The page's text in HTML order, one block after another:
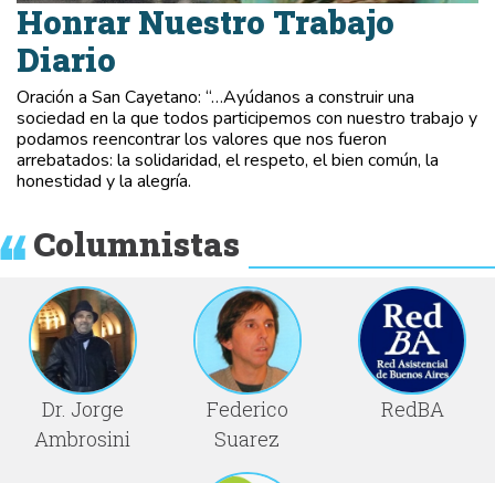
Honrar Nuestro Trabajo
Diario
Oración a San Cayetano: “…Ayúdanos a construir una
sociedad en la que todos participemos con nuestro trabajo y
podamos reencontrar los valores que nos fueron
arrebatados: la solidaridad, el respeto, el bien común, la
honestidad y la alegría.
Columnistas
Dr. Jorge
Ambrosini
Federico
Suarez
RedBA